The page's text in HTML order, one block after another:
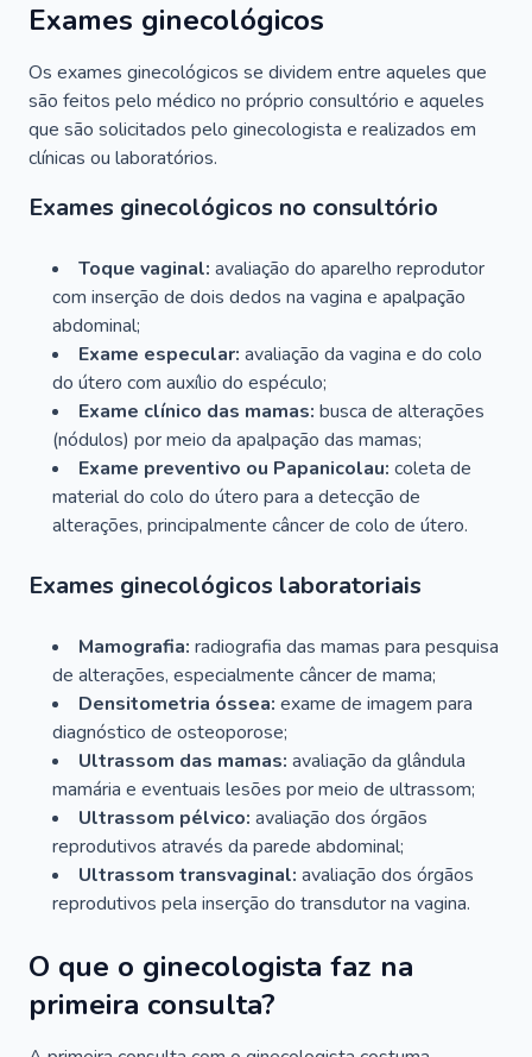
Exames ginecológicos
Os exames ginecológicos se dividem entre aqueles que
são feitos pelo médico no próprio consultório e aqueles
que são solicitados pelo ginecologista e realizados em
clínicas ou laboratórios.
Exames ginecológicos no consultório
Toque vaginal: avaliação do aparelho reprodutor
com inserção de dois dedos na vagina e apalpação
abdominal;
Exame especular: avaliação da vagina e do colo
do útero com auxílio do espéculo;
Exame clínico das mamas: busca de alterações
(nódulos) por meio da apalpação das mamas;
Exame preventivo ou Papanicolau: coleta de
material do colo do útero para a detecção de
alterações, principalmente câncer de colo de útero.
Exames ginecológicos laboratoriais
Mamografia: radiografia das mamas para pesquisa
de alterações, especialmente câncer de mama;
Densitometria óssea: exame de imagem para
diagnóstico de osteoporose;
Ultrassom das mamas: avaliação da glândula
mamária e eventuais lesões por meio de ultrassom;
Ultrassom pélvico: avaliação dos órgãos
reprodutivos através da parede abdominal;
Ultrassom transvaginal: avaliação dos órgãos
reprodutivos pela inserção do transdutor na vagina.
O que o ginecologista faz na
primeira consulta?